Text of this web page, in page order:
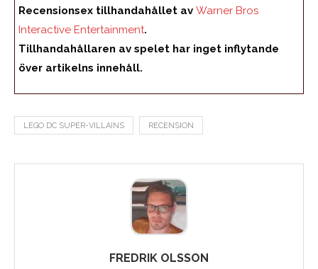
Recensionsex tillhandahållet av Warner Bros
Interactive Entertainment.
Tillhandahållaren av spelet har inget inflytande
över artikelns innehåll.
LEGO DC SUPER-VILLAINS RECENSION
FREDRIK OLSSON